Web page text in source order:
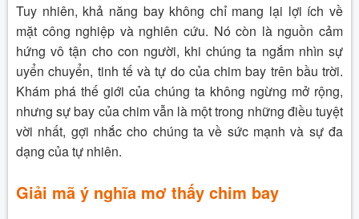
Tuy nhiên, khả năng bay không chỉ mang lại lợi ích về
mặt công nghiệp và nghiên cứu. Nó còn là nguồn cảm
hứng vô tận cho con người, khi chúng ta ngắm nhìn sự
uyển chuyển, tinh tế và tự do của chim bay trên bầu trời.
Khám phá thế giới của chúng ta không ngừng mở rộng,
nhưng sự bay của chim vẫn là một trong những điều tuyệt
vời nhất, gợi nhắc cho chúng ta về sức mạnh và sự đa
dạng của tự nhiên.
Giải mã ý nghĩa mơ thấy chim bay